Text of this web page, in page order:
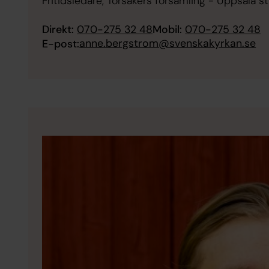
Direkt: 070-275 32 48Mobil: 070-275 32 48
E-post:anne.bergstrom@svenskakyrkan.se